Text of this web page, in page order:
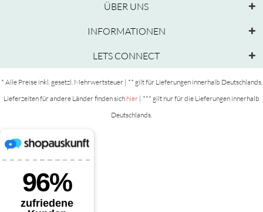
ÜBER UNS
INFORMATIONEN
LETS CONNECT
* Alle Preise inkl. gesetzl. Mehrwertsteuer | ** gilt für Lieferungen innerhalb Deutschlands,
Lieferzeiten für andere Länder finden sich hier | *** gilt nur für die Lieferungen innerhalb
Deutschlands.